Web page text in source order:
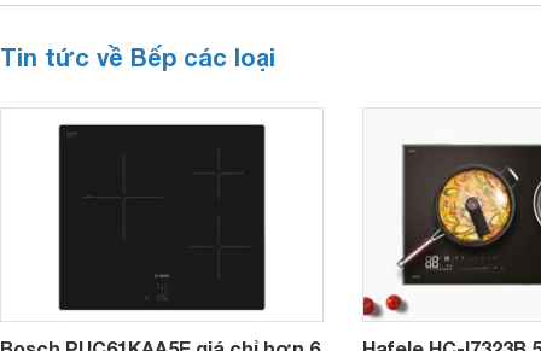
Tin tức về Bếp các loại